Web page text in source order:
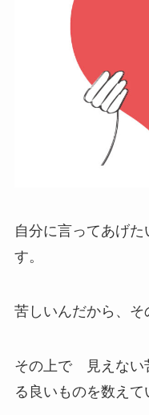
自分に言ってあげ
す。
苦しいんだから、そ
その上で 見えない
る良いものを数えて